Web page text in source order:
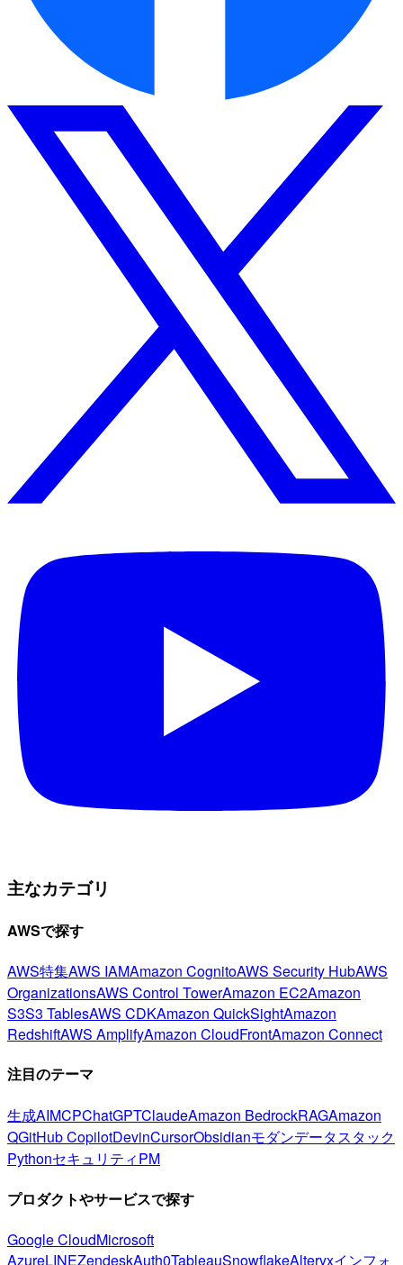
主なカテゴリ
AWSで探す
AWS特集AWS IAMAmazon CognitoAWS Security HubAWS
OrganizationsAWS Control TowerAmazon EC2Amazon
S3S3 TablesAWS CDKAmazon QuickSightAmazon
RedshiftAWS AmplifyAmazon CloudFrontAmazon Connect
注目のテーマ
生成AIMCPChatGPTClaudeAmazon BedrockRAGAmazon
QGitHub CopilotDevinCursorObsidianモダンデータスタック
PythonセキュリティPM
プロダクトやサービスで探す
Google CloudMicrosoft
AzureLINEZendeskAuth0TableauSnowflakeAlteryxインフォ